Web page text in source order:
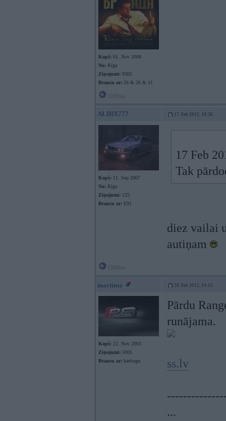
Kopš: 01. Nov 2008
No: Rīga
Ziņojumi: 9305
Braucu ar: 26 & 26 & 11
ALDIX777 17. Feb 2012, 18:36
Kopš: 11. Sep 2007
No: Rīga
Ziņojumi: 125
Braucu ar: E91
17 Feb
Tak
diez vailai
autiņam
martinsz 20. Feb 2012, 14:15
Kopš: 22. Nov 2003
Ziņojumi: 5905
Braucu ar: kartingu
Pārdu
runājama.
ss.lv
...